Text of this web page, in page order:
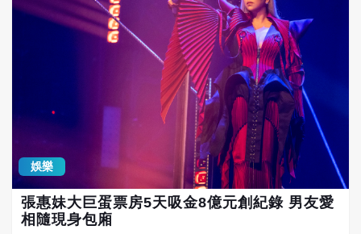
筋無力，這次經紀人陳鎮川特地準備了鐵板燒
師傅、橘色涮涮鍋，讓平常嗜吃牛肉跟蔬菜的
張惠妹在後台補充元氣，還加碼請來一位按摩
師父，陳鎮川笑說：「但是開唱前不能按，免
運站與大巨蛋週遭已經充滿人潮，還有人在捷
運站問：「還沒跨年，怎麼人潮這麼多？」歌
迷入場也紛紛與各藝人送來的花籃合照，其中
周杰倫寫「接棒就是這個意思啊！Good
Show！」也有網友發現小S的每次贈送的花籃
題詞都很特別，特地找小S的花籃拍照。 這次
小S寫的祝賀詞為「妹～妳在天花板，有看見
倫嗎？」二姐江蕙則寫「親愛的Mei，沒有妳
唱不了的歌，沒有妳破不了的蛋，也要謝謝大
娛樂
張惠妹大巨蛋票房5天吸金8億元創紀錄 男友愛
相隨現身包廂